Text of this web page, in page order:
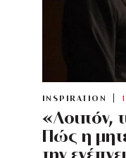
INSPIRATION
«Λοιπόν,
Πώς η
την